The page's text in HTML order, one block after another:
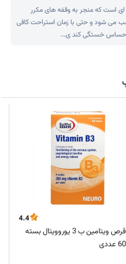
است که منجر به وقفه های مکرر
می شود و حتی با زمان استراحت کافی
خستگی کند ی...
4.4
قرص ویتامین ب 3 یوروویتال بسته
60 عددی